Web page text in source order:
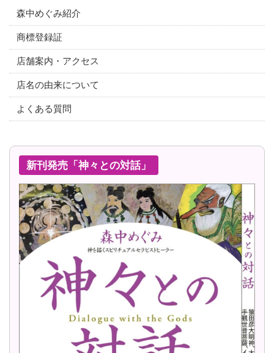
森中めぐみ紹介
商標登録証
店舗案内・アクセス
店名の由来について
よくある質問
新刊発売「神々との対話」